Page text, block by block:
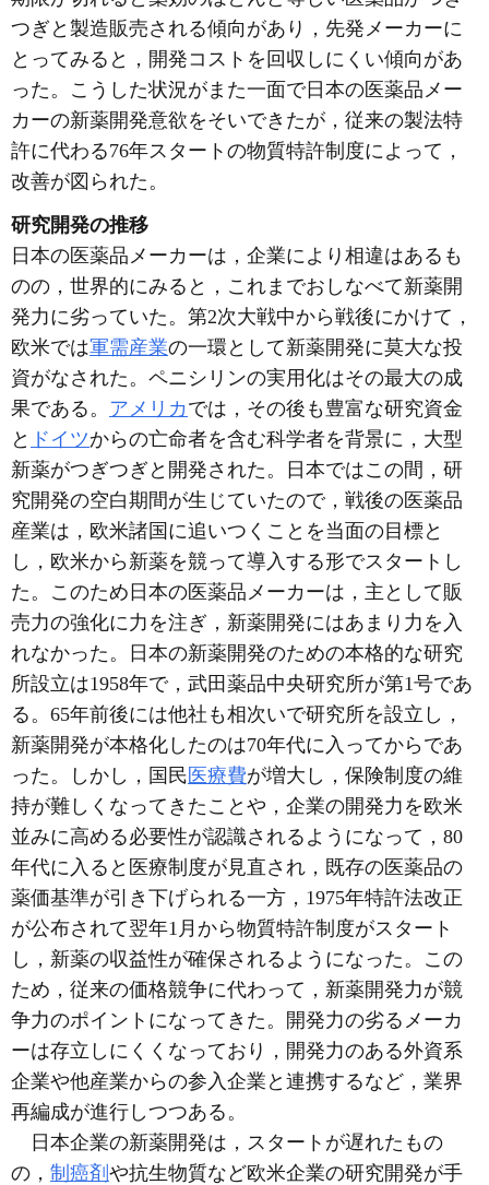
つぎと製造販売される傾向があり，先発メーカーに
とってみると，開発コストを回収しにくい傾向があ
った。こうした状況がまた一面で日本の医薬品メー
カーの新薬開発意欲をそいできたが，従来の製法特
許に代わる76年スタートの物質特許制度によって，
改善が図られた。
研究開発の推移
日本の医薬品メーカーは，企業により相違はあるも
のの，世界的にみると，これまでおしなべて新薬開
発力に劣っていた。第2次大戦中から戦後にかけて，
欧米では軍需産業の一環として新薬開発に莫大な投
資がなされた。ペニシリンの実用化はその最大の成
果である。 アメリカでは，その後も豊富な研究資金
と ドイツからの亡命者を含む科学者を背景に，大型
新薬がつぎつぎと開発された。日本ではこの間，研
究開発の空白期間が生じていたので，戦後の医薬品
産業は，欧米諸国に追いつくことを当面の目標と
し，欧米から新薬を競って導入する形でスタートし
た。このため日本の医薬品メーカーは，主として販
売力の強化に力を注ぎ，新薬開発にはあまり力を入
れなかった。日本の新薬開発のための本格的な研究
所設立は1958年で，武田薬品中央研究所が第1号であ
る。65年前後には他社も相次いで研究所を設立し，
新薬開発が本格化したのは70年代に入ってからであ
った。しかし，国民 医療費が増大し，保険制度の維
持が難しくなってきたことや，企業の開発力を欧米
並みに高める必要性が認識されるようになって，80
年代に入ると医療制度が見直され，既存の医薬品の
薬価基準が引き下げられる一方，1975年特許法改正
が公布されて翌年1月から物質特許制度がスタート
し，新薬の収益性が確保されるようになった。この
ため，従来の価格競争に代わって，新薬開発力が競
争力のポイントになってきた。開発力の劣るメーカ
ーは存立しにくくなっており，開発力のある外資系
企業や他産業からの参入企業と連携するなど，業界
再編成が進行しつつある。
日本企業の新薬開発は，スタートが遅れたもの
の， 制癌剤 や抗生物質など欧米企業の研究開発が手